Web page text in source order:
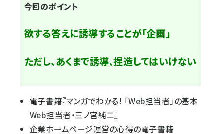
今回のポイント
欲する答えに誘導することが「企画」
ただし、あくまで誘導、捏造してはいけない
電子書籍『マンガでわかる! 「Web担当者」の基本
Web担当者・三ノ宮純二』
企業ホームページ運営の心得の電子書籍